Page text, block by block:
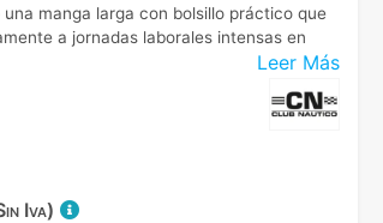
Leer Más
manga larga con bolsillo práctico que
a jornadas laborales intensas en
Iva)